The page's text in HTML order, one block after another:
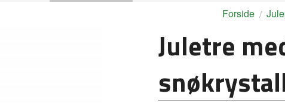
Forside
Juletre